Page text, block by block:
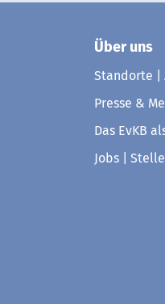
Über uns
Standorte |
Presse &
Das EvKB
Jobs |